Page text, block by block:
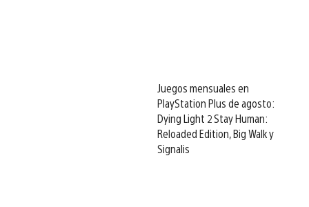
Juegos mensuales en
PlayStation Plus de agosto:
Dying Light 2 Stay Human:
Reloaded Edition, Big Walk y
Signalis